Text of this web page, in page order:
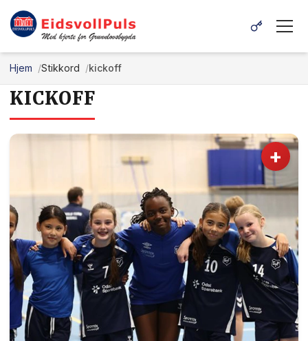
Hjem Stikkord kickoff
KICKOFF
+